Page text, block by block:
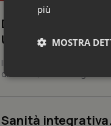
Decreto Pnrr. Ok
Umberto I e
Il decreto Pnrr è legge. Il
di fiducia, nel testo già
Sanità
più
MOSTRA